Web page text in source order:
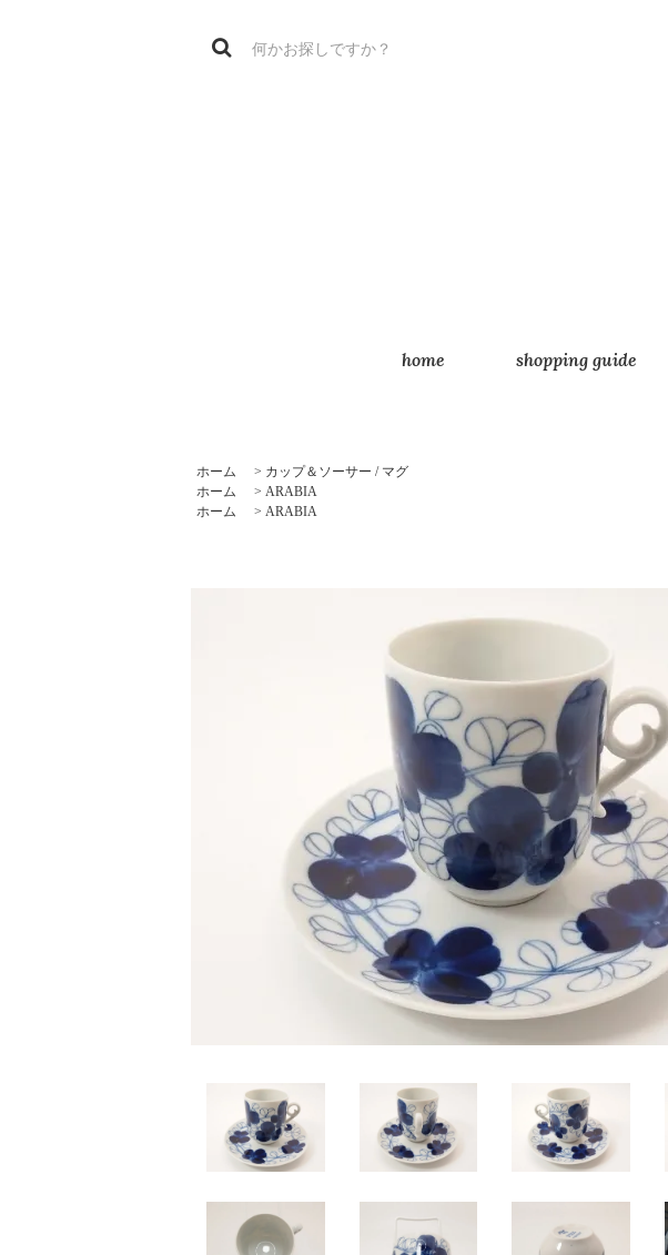
home shopping guide
ホーム > カップ＆ソーサー / マグ
ホーム
> ARABIA
ホーム
> ARABIA